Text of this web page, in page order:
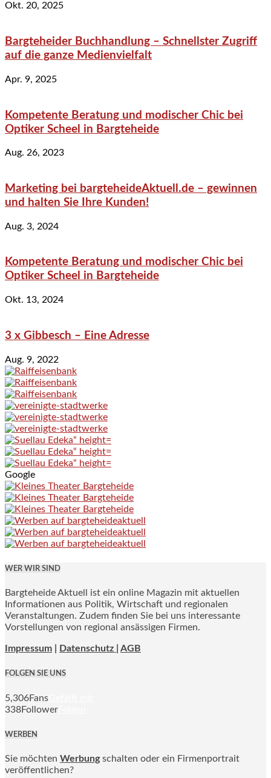
Okt. 20, 2025
Bargteheider Buchhandlung – Schnellster Zugriff
auf die ganze Medienvielfalt
Apr. 9, 2025
Kompetente Beratung und modischer Chic bei
Optiker Scheel in Bargteheide
Aug. 26, 2023
Marketing bei bargteheideAktuell.de – gewinnen
und halten Sie Ihre Kunden!
Aug. 3, 2024
Kompetente Beratung und modischer Chic bei
Optiker Scheel in Bargteheide
Okt. 13, 2024
3 x Gibbesch – Eine Adresse
Aug. 9, 2022
Google
WER WIR SIND
Bargteheide Aktuell ist ein online Magazin mit aktuellen
Informationen aus Politik, Wirtschaft und regionalen
Veranstaltungen. Zudem finden Sie bei uns interessante
Vorstellungen von regional ansässigen Firmen.
Impressum Datenschutz | AGB
FOLGEN SIE UNS
5,306Fans
338Follower
WERBEN
Sie möchten Werbung schalten oder ein Firmenportrait
veröffentlichen?